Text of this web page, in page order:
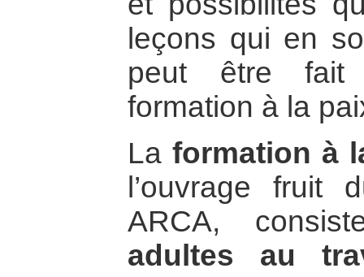
leçons qui en
peut être fait
formation à la
La formation à
l’ouvrage fruit
ARCA,
adultes au